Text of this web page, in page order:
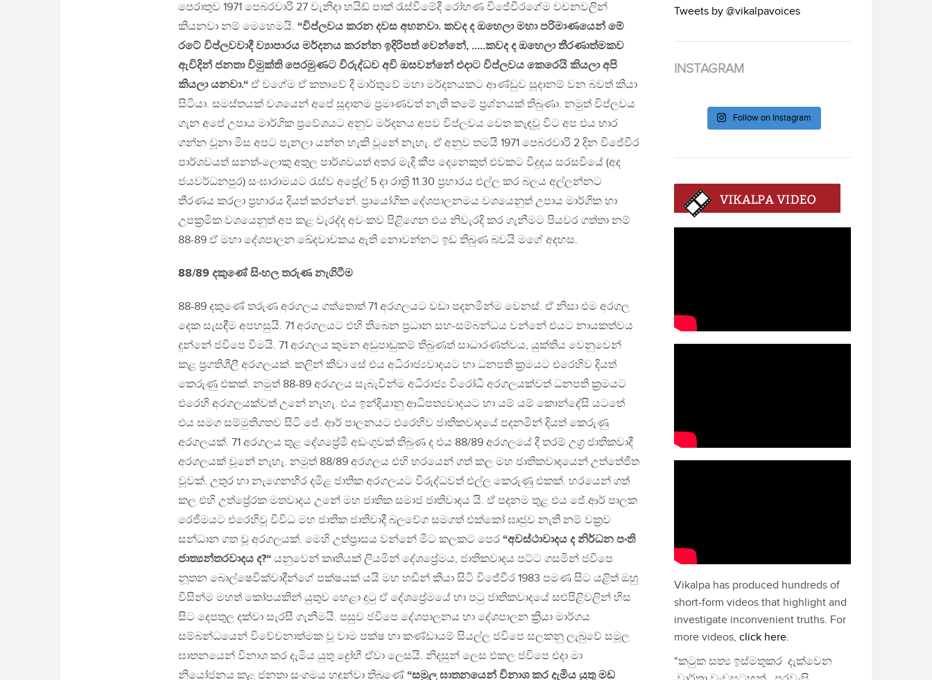
පෙරාතුව 1971 පෙබරවාරි 27 වැනිදා හයිඩ් පාක් රැස්වීමේදී රෝහණ විජේවීරගේම වචනවලින්
කියනවා නම් මෙහෙමයි. “විප්ලවය කරන දවස අහනවා. කවද ද ඔහෙලා මහා පරිමාණයෙන් මේ
රටේ විප්ලවවාදී ව්‍යාපාරය මර්දනය කරන්න ඉදිරිපත් වෙන්නේ, …..කවද ද ඔහෙලා තීරණාත්මකව
ඇවිදින් ජනතා විමුක්ති පෙරමුණට විරුද්ධව අවි ඔසවන්නේ එදාට විප්ලවය කෙරෙයි කියලා අපි
කියලා යනවා.“ ඒ වගේම ඒ කතාවේ දී මාර්තුවේ මහා මර්දනයකට ආණ්ඩුව සූදානම් වන බවත් කියා
සිටියා. සමස්තයක් වශයෙන් අපේ සූදානම ප්‍රමාණවත් නැති කමේ ප්‍රශ්නයක් තිබුණා. නමුත් විප්ලවය
ගැන අපේ උපාය මාර්ගික ප්‍රවේශයට අනුව මර්දනය අපව විප්ලවය වෙත කැඳවූ විට අප එය භාර
ගන්න වූනා මිස අපට පැනලා යන්න හැකි වූනේ නැහැ. ඒ අනුව තමයි 1971 පෙබරවාරි 2 දින විජේවීර
පාර්ශවයත් සනත්-ලොකු අතුල පාර්ශවයත් අතර මැදි කීප දෙනෙකුත් එවකට විදුදය සරසවියේ (අද
ජයවර්ධනපුර) සංඝාරාමයට රැස්ව අප්‍රේල් 5 දා රාත්‍රි 11.30 ප්‍රහාරය එල්ල කර බලය අල්ලන්නට
තීරණය කරලා ප්‍රහාරය දියත් කරන්නේ. ප්‍රායෝගික දේශපාලනමය වශයෙනුත් උපාය මාර්ගික හා
උපක්‍රමික වශයෙනුත් අප කළ වැරද්ද අවංකව පිළිගෙන එය නිවැරදි කර ගැනීමට පියවර ගත්තා නම්
88-89 ඒ මහා දේශපාලන ඛේදවාචකය ඇති නොවන්නට ඉඩ තිබුණ බවයි මගේ අදහස.
88/89 දකුණේ සිංහල තරුණ නැගිටීම
88-89 දකුණේ තරුණ අරගලය ගත්තොත් 71 අරගලයට වඩා පදනමින්ම වෙනස්. ඒ නිසා එම අරගල
දෙක සැසඳීම අපහසුයි. 71 අරගලයට එහි තිබෙන ප්‍රධාන සහ-සම්බන්ධය වන්නේ එයට නායකත්වය
දුන්නේ ජවිපෙ වීමයි. 71 අරගලය කුමන අඩුපාඩුකම් තිබුණත් සාධාරණත්වය, යුක්තිය වෙනුවෙන්
කළ ප්‍රගතිශීලී අරගලයක්. කලින් කීවා සේ එය අධිරාජ්‍යවාදයට හා ධනපති ක්‍රමයට එරෙහිව දියත්
කෙරුණු එකක්. නමුත් 88-89 අරගලය සැබැවින්ම අධිරාජ්‍ය විරෝධී අරගලයක්වත් ධනපති ක්‍රමයට
එරෙහි අරගලයක්වත් උනේ නැහැ. එය ඉන්දියානු ආධිපත්‍යවාදයට හා යම් යම් කොන්දේසි යටතේ
එය සමග සම්මුතිගතව සිටි ජේ. ආර් පාලනයට එරෙහිව ජාතිකවාදයේ පදනමින් දියත් කෙරුණු
අරගලයක්. 71 අරගලය තුළ දේශප්‍රේමී අඩංගුවක් තිබුණ ද එය 88/89 අරගලයේ දී තරම් උග්‍ර ජාතිකවාදී
අරගලයක් වූනේ නැහැ. නමුත් 88/89 අරගලය එහි හරයෙන් ගත් කල මහ ජාතිකවාදයෙන් උත්තේජිත
වූවක්. උතුර හා නැගෙනහිර දමිළ ජාතික අරගලයට විරුද්ධවත් එල්ල කෙරුණු එකක්. හරයෙන් ගත්
කල එහි උත්ප්‍රේරක මතවාදය උනේ මහ ජාතික සමාජ ජාතිවාදය යි. ඒ පදනම තුළ එය ජේ.ආර් පාලක
රෙජිමයට එරෙහිවූ විවිධ මහ ජාතික ජාතිවාදී බලවේග සමගත් එක්කෝ ඝෘජුව නැති නම් වක්‍රව
සන්ධාන ගත වූ අරගලයක්. මෙහි උත්ප්‍රාසය වන්නේ මීට කලකට පෙර “අවස්ථාවාදය ද නිර්ධන පංති
ජාත්‍යන්තරවාදය ද?“ යනුවෙන් කෘතියක් ලියමින් දේශප්‍රේමය, ජාතිකවාදය පට්ට ගසමින් ජවිපෙ
නූතන බොල්ෂෙවික්වාදීන්ගේ පක්ෂයක් යයි මහ හඬින් කියා සිටි විජේවීර 1983 පමණ සිට යළිත් ඔහු
විසින්ම මහත් කෝපයකින් යුතුව හෙළා දුටු ඒ දේශප්‍රේමයේ හා පටු ජාතිකවාදයේ සළුපිළිවලින් හිස
සිට දෙපතුල දක්වා සැරසී ගැනීමයි. පසුව ජවිපෙ දේශපාලනය හා දේශපාලන ක්‍රියා මාර්ගය
සම්බන්ධයෙන් විවේචනාත්මක වූ වාම පක්ෂ හා කණ්ඩායම් සියල්ල ජවිපෙ සලකනු ලැබුවේ සමූල
ඝාතනයෙන් විනාශ කර දැමිය යුතු ද්‍රෝහී ඒවා ලෙසයි. නිදසුන් ලෙස එකල ජවිපෙ එදා මා
නියෝජනය කළ ජනතා සංගමය හඳුන්වා තිබුණේ “සමූල ඝාතනයෙන් විනාශ කර දැමිය යුතු මඩ
Tweets by @vikalpavoices
INSTAGRAM
Follow on Instagram
Vikalpa has produced hundreds of
short-form videos that highlight and
investigate inconvenient truths. For
more videos, click here.
"කටුක සත්‍ය ඉස්මතුකර දැක්වෙන